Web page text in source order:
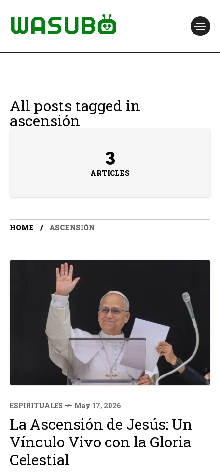
All posts tagged in
ascensión
3
ARTICLES
HOME ASCENSIÓN
ESPIRITUALES May 17, 2026
La Ascensión de Jesús: Un
Vínculo Vivo con la Gloria
Celestial